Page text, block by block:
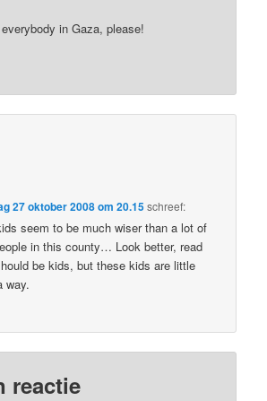
in Gaza, please!
27 oktober 2008 om 20.15schreef:
seem to be much wiser than a lot of
in this county… Look better, read
be kids, but these kids are little
way.
reactie